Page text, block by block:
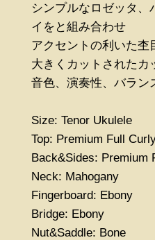
シンプルなロゼッタ、
イをと組み合わせ
アクセントの利いた杢
大きくカットされたカ
音色、演奏性、バラン
Size: Tenor Ukulele
Top: Premium Full
Back&Sides: Premium
Neck: Mahogany
Fingerboard: Ebony
Bridge: Ebony
Nut&Saddle: Bone